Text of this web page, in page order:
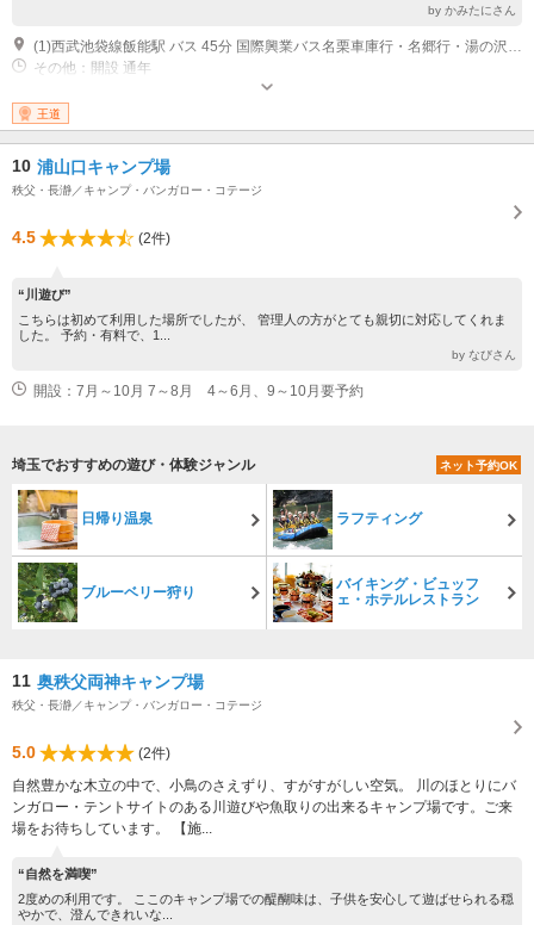
by かみたにさん
(1)西武池袋線飯能駅 バス 45分 国際興業バス名栗車庫行・名郷行・湯の沢行 連慶橋バス停下車 連慶橋 徒歩 7分 関越自動車道 車 80分 「川越」「鶴ヶ島」インターより約１時間２０分。 中央自動車道 車 80分 「八王子」インターより青梅経由で約１時間２０分。 圏央道青梅IC 車 40分 圏央道狭山日高ＩＣ 車 40分 県道馬引沢飯能線（347号）、国道２９９号、県道飯能下名栗線（70）を経由
その他：開設 通年
王道
10 浦山口キャンプ場
秩父・長瀞／キャンプ・バンガロー・コテージ
4.5 (2件)
“川遊び”
こちらは初めて利用した場所でしたが、 管理人の方がとても親切に対応してくれま
した。 予約・有料で、1...
by なびさん
開設：7月～10月 7～8月 4～6月、9～10月要予約
埼玉でおすすめの遊び・体験ジャンル ネット予約OK
日帰り温泉 ラフティング
ブルーベリー狩り
バイキング・ビュッフ
ェ・ホテルレストラン
11 奥秩父両神キャンプ場
秩父・長瀞／キャンプ・バンガロー・コテージ
5.0
(2件)
自然豊かな木立の中で、小鳥のさえずり、すがすがしい空気。 川のほとりにバ
ンガロー・テントサイトのある川遊びや魚取りの出来るキャンプ場です。ご来
場をお待ちしています。 【施...
“自然を満喫”
2度めの利用です。 ここのキャンプ場での醍醐味は、子供を安心して遊ばせられる穏
やかで、澄んできれいな...